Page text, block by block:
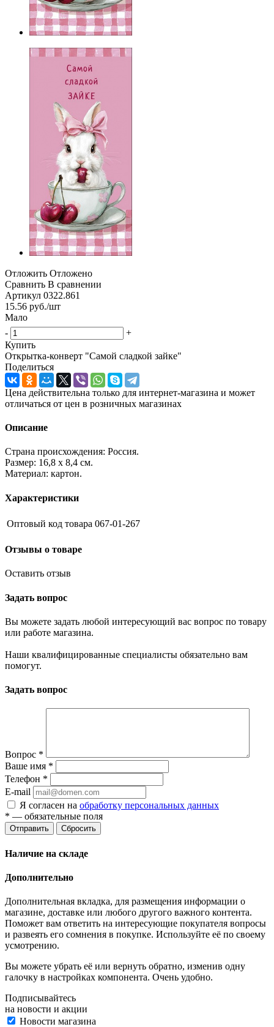
Отложить Отложено
Сравнить В сравнении
Артикул 0322.861
15.56 руб./шт
Мало
-
+
Купить
Открытка-конверт "Самой сладкой зайке"
Поделиться
Цена действительна только для интернет-магазина и может
отличаться от цен в розничных магазинах
Описание
Страна происхождения: Россия.
Размер: 16,8 х 8,4 см.
Материал: картон.
Характеристики
Оптовый код товара 067-01-267
Отзывы о товаре
Оставить отзыв
Задать вопрос
Вы можете задать любой интересующий вас вопрос по товару
или работе магазина.
Наши квалифицированные специалисты обязательно вам
помогут.
Задать вопрос
Вопрос *
Ваше имя *
Телефон *
E-mail
Я согласен на обработку персональных данных
* — обязательные поля
Отправить Сбросить
Наличие на складе
Дополнительно
Дополнительная вкладка, для размещения информации о
магазине, доставке или любого другого важного контента.
Поможет вам ответить на интересующие покупателя вопросы
и развеять его сомнения в покупке. Используйте её по своему
усмотрению.
Вы можете убрать её или вернуть обратно, изменив одну
галочку в настройках компонента. Очень удобно.
Подписывайтесь
на новости и акции
Новости магазина